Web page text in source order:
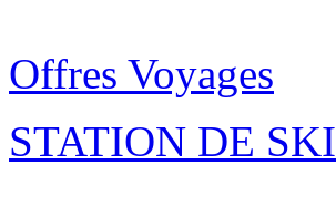
Offres Voyages
STATION DE SKI